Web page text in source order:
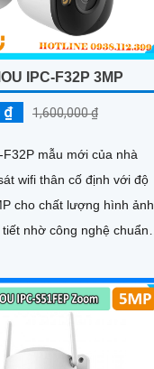
IPC-F32P 3MP
₫ 1,600,000 ₫
F32P mẫu mới của nhà
wifi thân cố định với độ
cho chất lượng hình ảnh
nhờ công nghệ chuẩn